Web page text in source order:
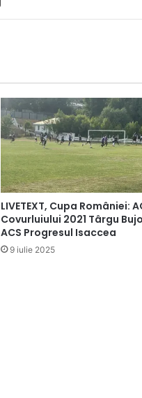
LIVETEXT, Cupa României:
Covurluiului 2021 Târgu
ACS Progresul Isaccea
9 iulie 2025